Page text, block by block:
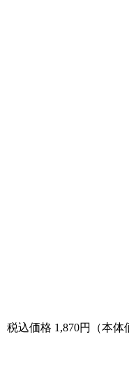
税込価格 1,870円（本体